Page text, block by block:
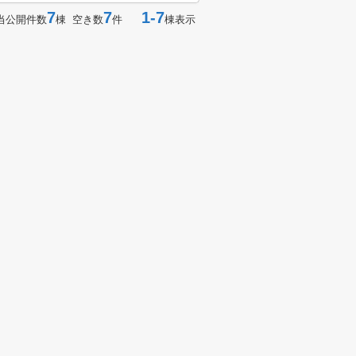
公開件数7棟 空き数7件 1-7棟表示